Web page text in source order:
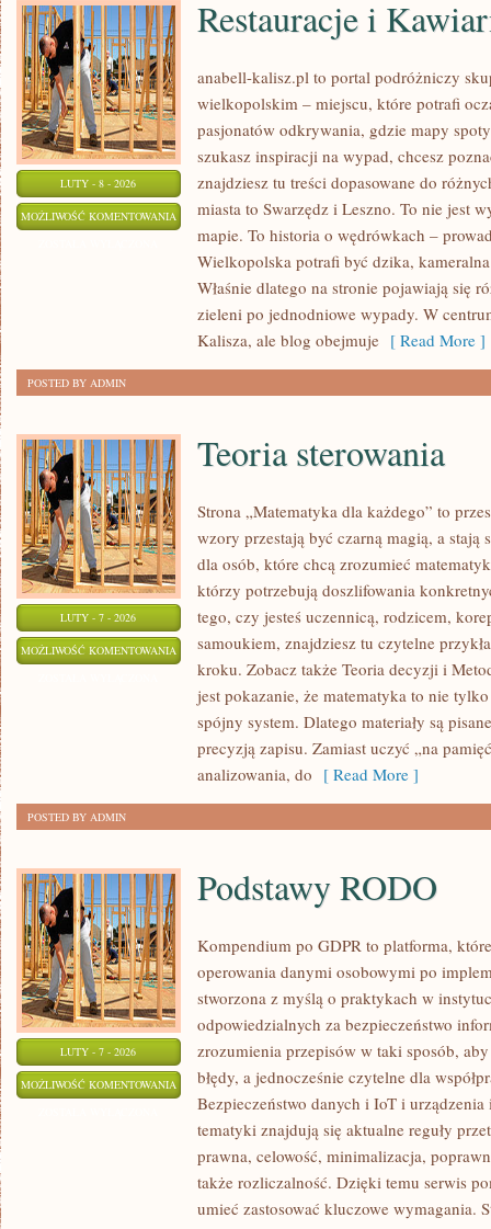
LUTY - 8 - 2026
MOŻLIWOŚĆ KOMENTOWANIA RESTAURACJE
KAWIARNIE
Restauracje i
anabell-kalisz.pl to portal podróżniczy
wielkopolskim – miejscu, które potrafi
pasjonatów odkrywania, gdzie mapy
szukasz inspiracji na wypad, chcesz
znajdziesz tu treści dopasowane do
miasta to Swarzędz i Leszno. To nie jest
mapie. To historia o wędrówkach –
Wielkopolska potrafi być dzika,
Właśnie dlatego na stronie pojawiają się
zieleni po jednodniowe wypady. W
Kalisza, ale blog obejmuje [ Read More ]
POSTED BY ADMIN
LUTY - 7 - 2026
MOŻLIWOŚĆ KOMENTOWANIA TEORIA
STEROWANIA
Teoria sterowania
Strona „Matematyka dla każdego” to
wzory przestają być czarną magią, a stają
dla osób, które chcą zrozumieć
którzy potrzebują doszlifowania
tego, czy jesteś uczennicą, rodzicem,
samoukiem, znajdziesz tu czytelne
kroku. Zobacz także Teoria decyzji i
jest pokazanie, że matematyka to nie
spójny system. Dlatego materiały są
precyzją zapisu. Zamiast uczyć „na
analizowania, do [ Read More ]
POSTED BY ADMIN
LUTY - 7 - 2026
MOŻLIWOŚĆ KOMENTOWANIA PODSTAWY
RODO
Podstawy RODO
Kompendium po GDPR to platforma,
operowania danymi osobowymi po
stworzona z myślą o praktykach w
odpowiedzialnych za bezpieczeństwo
zrozumienia przepisów w taki sposób,
błędy, a jednocześnie czytelne dla
Bezpieczeństwo danych i IoT i
tematyki znajdują się aktualne reguły
prawna, celowość, minimalizacja,
także rozliczalność. Dzięki temu serwis
umieć zastosować kluczowe wymagania.